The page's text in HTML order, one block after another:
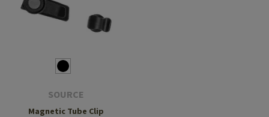
SOURCE
Magnetic Tube Clip